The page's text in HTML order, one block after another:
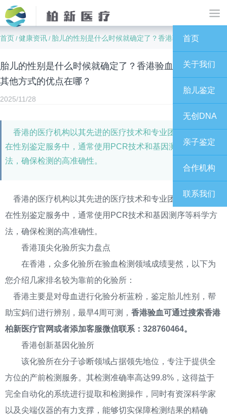
首页
关于我们
胎儿鉴定
无创DNA
亲子鉴定
合作机构
联系我们
首页 /健康资讯 / 胎儿的性别是什么时候就确定了？香港验血验男女对比其他方式的优点在哪？
胎儿的性别是什么时候就确定了？香港验血验男女对比
其他方式的优点在哪？
2025/11/28
香港的医疗机构以其先进的医疗技术和专业团队而闻名。
在性别鉴定服务中，通常使用PCR技术和基因测序等科学方
法，确保检测的高准确性。
香港的医疗机构以其先进的医疗技术和专业团队而闻名。
在性别鉴定服务中，通常使用PCR技术和基因测序等科学方
法，确保检测的高准确性。
香港顶尖化验所实力盘点
在香港，众多化验所在验血检测领域成绩斐然，以下为
您介绍几家排名较为靠前的化验所：
香港主要是对母血进行化验分析蓝粉，鉴定胎儿性别，帮
助宝妈们进行辨别，最早4周可测， 香港验血可通过搜索香港
柏新医疗官网或者添加客服微信联系：328760464。
香港创新基因化验所
该化验所在分子诊断领域占据领先地位，专注于提供全
方位的产前检测服务。其检测准确率高达99.8%，这得益于
完全自动化的系统进行提取和检测操作，同时有资深科学家
以及尖端仪器的有力支撑，能够切实保障检测结果的精确